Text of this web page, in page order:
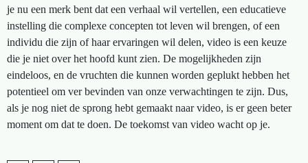
je nu een merk bent dat een verhaal wil vertellen, een educatieve
instelling die complexe concepten tot leven wil brengen, of een
individu die zijn of haar ervaringen wil delen, video is een keuze
die je niet over het hoofd kunt zien. De mogelijkheden zijn
eindeloos, en de vruchten die kunnen worden geplukt hebben het
potentieel om ver bevinden van onze verwachtingen te zijn. Dus,
als je nog niet de sprong hebt gemaakt naar video, is er geen beter
moment om dat te doen. De toekomst van video wacht op je.